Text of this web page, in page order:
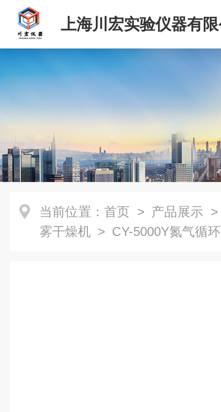
上海川宏实验仪器有
当前位置： 首页 > 产品展示
雾干燥机 > CY-5000Y氮气循